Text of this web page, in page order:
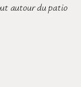
autour du patio